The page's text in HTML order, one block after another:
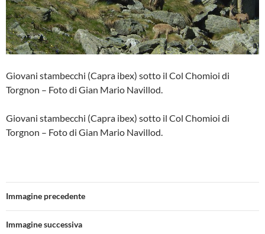
Giovani stambecchi (Capra ibex) sotto il Col Chomioi di
Torgnon – Foto di Gian Mario Navillod.
Giovani stambecchi (Capra ibex) sotto il Col Chomioi di
Torgnon – Foto di Gian Mario Navillod.
Immagine precedente
Immagine successiva